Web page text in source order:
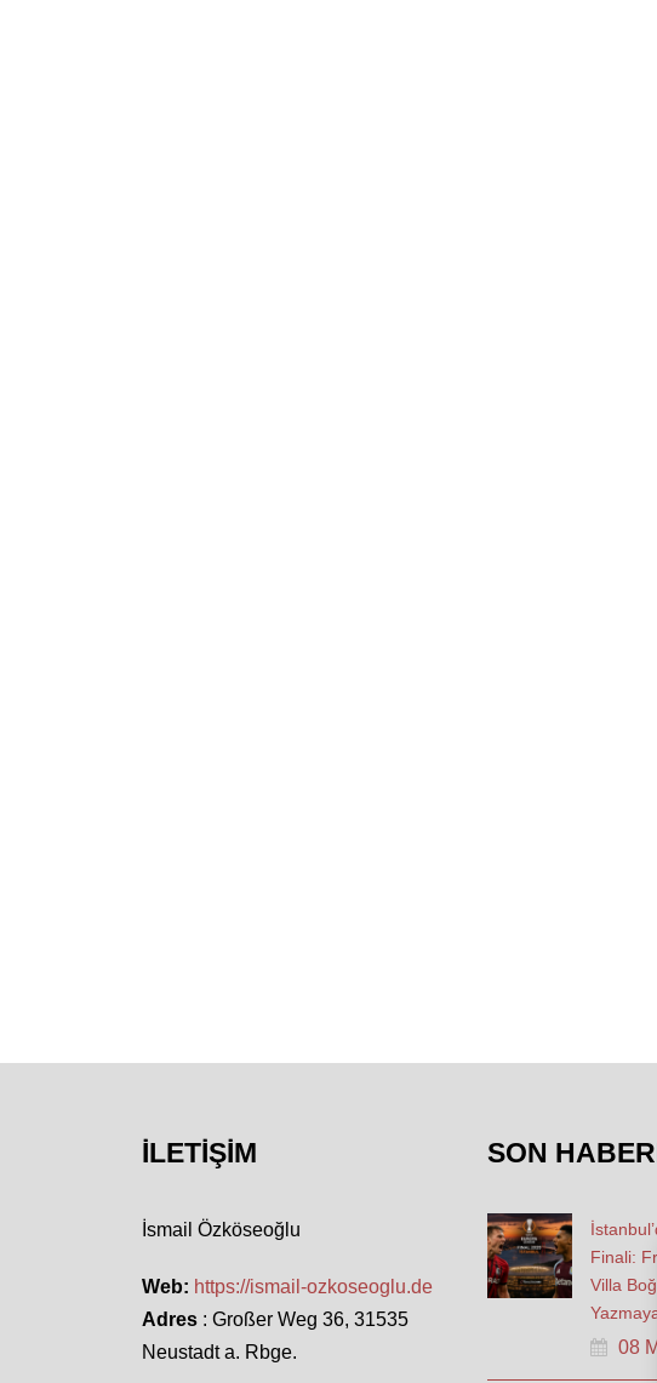
İLETIŞIM
İsmail Özköseoğlu
Web: https://ismail-ozkoseoglu.de
Adres : Großer Weg 36, 31535
Neustadt a. Rbge.
SON
Finali:
Villa
08